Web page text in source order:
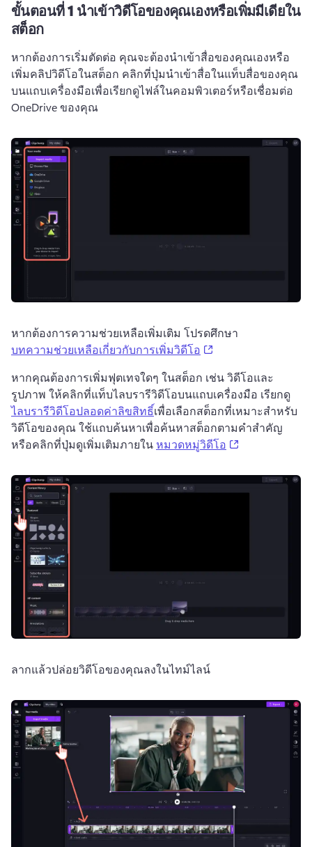
ขั้นตอนที่ 1 นำเข้าวิดีโอของคุณเองหรือเพิ่มมีเดียใน
สต็อก
หากต้องการเริ่มตัดต่อ คุณจะต้องนำเข้าสื่อของคุณเองหรือ
เพิ่มคลิปวิดีโอในสต็อก คลิกที่ปุ่มนำเข้าสื่อในแท็บสื่อของคุณ
บนแถบเครื่องมือเพื่อเรียกดูไฟล์ในคอมพิวเตอร์หรือเชื่อมต่อ
OneDrive ของคุณ
หากต้องการความช่วยเหลือเพิ่มเติม โปรดศึกษา
บทความช่วยเหลือเกี่ยวกับการเพิ่มวิดีโอ
หากคุณต้องการเพิ่มฟุตเทจใดๆ ในสต็อก เช่น วิดีโอและ
รูปภาพ ให้คลิกที่แท็บไลบรารีวิดีโอบนแถบเครื่องมือ เรียกดู
ไลบรารีวิดีโอปลอดค่าลิขสิทธิ์เพื่อเลือกสต็อกที่เหมาะสำหรับ
วิดีโอของคุณ ใช้แถบค้นหาเพื่อค้นหาสต็อกตามคำสำคัญ
หรือคลิกที่ปุ่มดูเพิ่มเติมภายใน หมวดหมู่วิดีโอ
ลากแล้วปล่อยวิดีโอของคุณลงในไทม์ไลน์